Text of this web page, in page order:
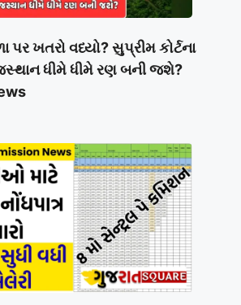
પર ખતરો વધ્યો? સુપ્રીમ કોર્ટના
ધીમે ધીમે રણ બની જશે?